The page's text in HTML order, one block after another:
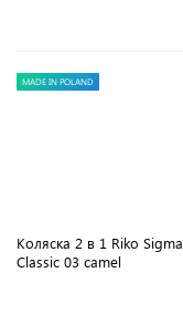
MADE IN POLAND
Коляска 2 в 1 Riko Sigma
Classic 03 camel